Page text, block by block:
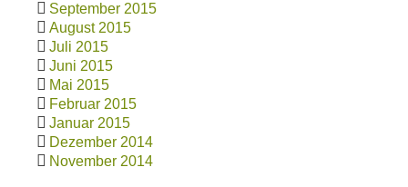
September 2015
August 2015
Juli 2015
Juni 2015
Mai 2015
Februar 2015
Januar 2015
Dezember 2014
November 2014